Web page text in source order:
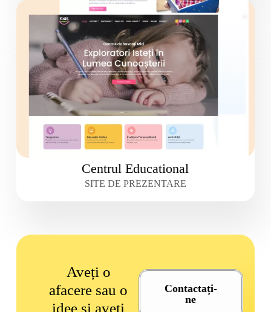
Centrul Educational
SITE DE PREZENTARE
Aveți o
afacere sau o
idee și aveți
Contactați-
ne